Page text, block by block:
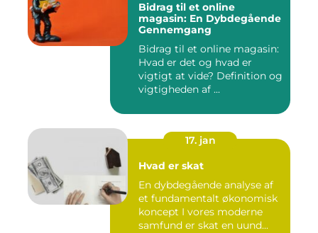
Bidrag til et online
magasin: En Dybdegående
Gennemgang
Bidrag til et online magasin:
Hvad er det og hvad er
vigtigt at vide? Definition og
vigtigheden af ...
17. jan
Hvad er skat
En dybdegående analyse af
et fundamentalt økonomisk
koncept I vores moderne
samfund er skat en uund...